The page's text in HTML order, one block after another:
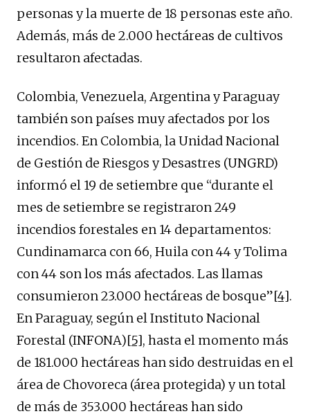
personas y la muerte de 18 personas este año.
Además, más de 2.000 hectáreas de cultivos
resultaron afectadas.
Colombia, Venezuela, Argentina y Paraguay
también son países muy afectados por los
incendios. En Colombia, la Unidad Nacional
de Gestión de Riesgos y Desastres (UNGRD)
informó el 19 de setiembre que “durante el
mes de setiembre se registraron 249
incendios forestales en 14 departamentos:
Cundinamarca con 66, Huila con 44 y Tolima
con 44 son los más afectados. Las llamas
consumieron 23.000 hectáreas de bosque”[4].
En Paraguay, según el Instituto Nacional
Forestal (INFONA)[5], hasta el momento más
de 181.000 hectáreas han sido destruidas en el
área de Chovoreca (área protegida) y un total
de más de 353.000 hectáreas han sido